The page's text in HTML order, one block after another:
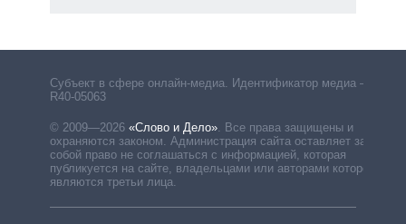
Субъект в сфере онлайн-медиа. Идентификатор медиа –
R40-05063
© 2009—2026 «Слово и Дело». Все права защищены и
охраняются законом. Администрация сайта оставляет за
собой право не соглашаться с информацией, которая
публикуется на сайте, владельцами или авторами которой
являются третьи лица.